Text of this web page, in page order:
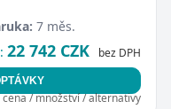
7 měs.
22 742 CZK bez DPH
/ množství / alternativy